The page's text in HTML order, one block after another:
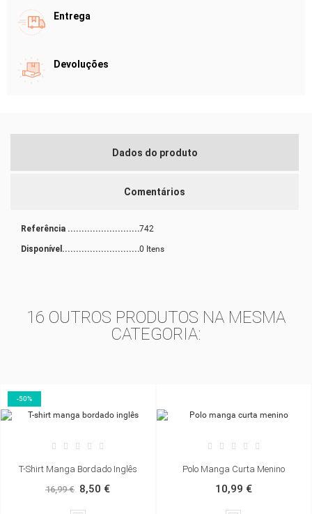
Entrega
Devoluções
Dados do produto
Comentários
Referência 742
Disponível 0 Itens
16 OUTROS PRODUTOS NA MESMA
CATEGORIA:
Bordado Inglês
Polo Manga Curta Menino
Calça
MY WISHLISTS
CRIAR LISTA DE DESEJOS
CANCELAR CRIAR LISTA DE DESEJOS
EM SUA LISTA DE DESEJOS.